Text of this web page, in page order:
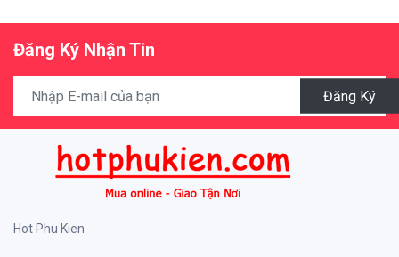
Đăng Ký Nhận Tin
Đăng Ký
Hot Phu Kien